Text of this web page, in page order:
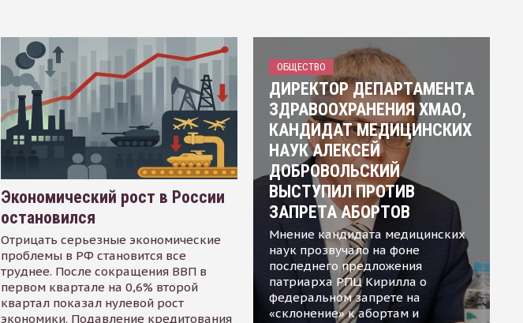
Экономический рост в России
остановился
Отрицать серьезные экономические
проблемы в РФ становится все
труднее. После сокращения ВВП в
первом квартале на 0,6% второй
квартал показал нулевой рост
экономики. Подавление кредитования
ОБЩЕСТВО
ДИРЕКТОР ДЕПАРТАМЕНТА
ЗДРАВООХРАНЕНИЯ ХМАО,
КАНДИДАТ МЕДИЦИНСКИХ
НАУК АЛЕКСЕЙ
ДОБРОВОЛЬСКИЙ
ВЫСТУПИЛ ПРОТИВ
ЗАПРЕТА АБОРТОВ
Мнение кандидата медицинских
наук прозвучало на фоне
последнего предложения
патриарха РПЦ Кирилла о
федеральном запрете на
«склонение» к абортам и